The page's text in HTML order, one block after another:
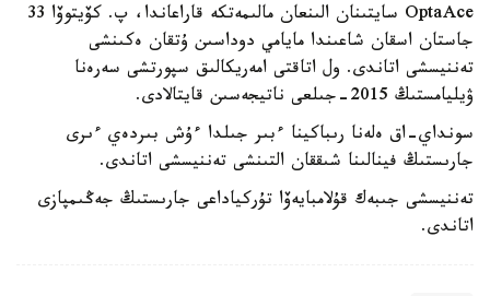
OptaAce سايتىنان الىنعان مالىمەتكە قاراعاندا، پ. كۆيتوۆا 33
جاستان اسقان شاعىندا مايامي دوداسىن ۇتقان ەكىنشى
تەننيسشى اتاندى. ول اتاقتى امەريكالىق سپورتشى سەرەنا
ۋيليامستىڭ 2015-جىلعى ناتيجەسىن قايتالادى.
سونداي-اق ەلەنا رىباكينا ءبىر جىلدا ءۇش بىردەي ءىرى
جارىستىڭ فينالىنا شىققان التىنشى تەننيسشى اتاندى.
تەننيسشى جىبەك قۇلامبايەۆا تۇركياداعى جارىستىڭ جەڭىمپازى
اتاندى.